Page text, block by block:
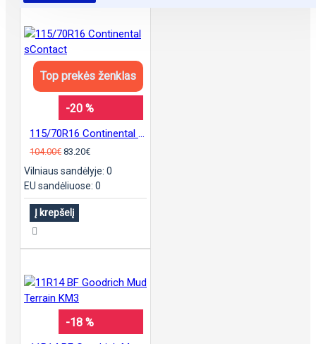
Top prekės ženklas
-20 %
104.00€ 83.20€
Vilniaus sandėlyje: 0
EU sandėliuose: 0
Į krepšelį
-18 %